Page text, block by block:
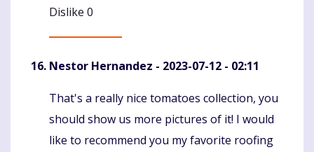
Dislike 0
Nestor Hernandez - 2023-07-12 - 02:11
Komentaras
That's a really nice tomatoes collection, you
should show us more pictures of it! I would
like to recommend you my favorite roofing